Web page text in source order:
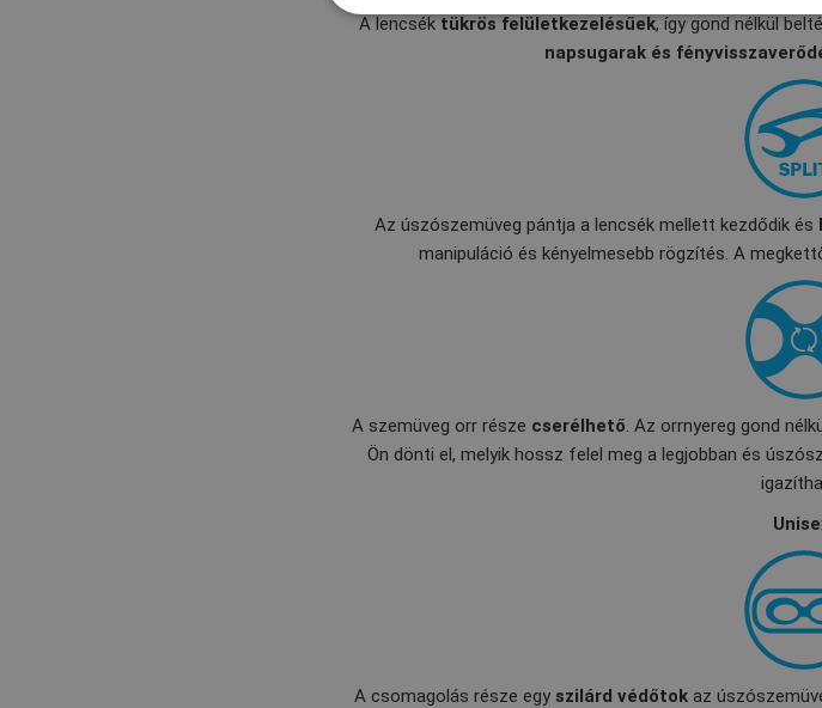
A lencséktükrös felületkezelésűek, így gond nélkül
napsugarak és
Az úszószemüveg pántja a lencsék mellett kezdődik és
manipuláció és kényelmesebb rögzítés. A
A szemüveg orr része cserélhető . Az orrnyereg gond
Ön dönti el, melyik hossz felel meg a legjobban és
A csomagolás része egy szilárd védőtokaz